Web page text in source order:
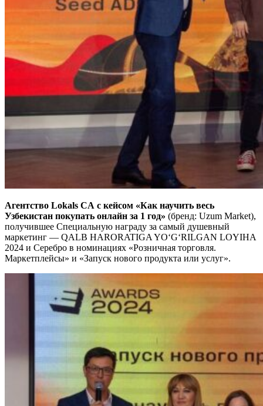
Агентство Lokals CA с кейсом «Как научить весь
Узбекистан покупать онлайн за 1 год» (бренд: Uzum Market),
получившее Специальную награду за самый душевный
маркетинг — QALB HARORATIGA YO‘G‘RILGAN LOYIHA
2024 и Серебро в номинациях «Розничная торговля.
Маркетплейсы» и «Запуск нового продукта или услуг».